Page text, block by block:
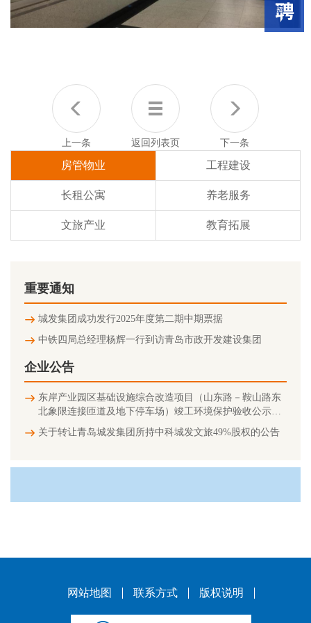
上一条 返回列表页 下一条
房管物业 工程建设
长租公寓 养老服务
文旅产业 教育拓展
重要通知
城发集团成功发行2025年度第二期中期票据
中铁四局总经理杨辉一行到访青岛市政开发建设集团
企业公告
东岸产业园区基础设施综合改造项目（山东路－鞍山路东
北象限连接匝道及地下停车场）竣工环境保护验收公示信
息
关于转让青岛城发集团所持中科城发文旅49%股权的公告
网站地图 联系方式 版权说明